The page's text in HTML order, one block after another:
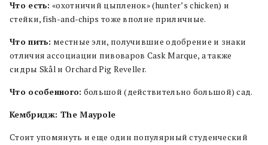
Что есть: «охотничий цыпленок» (hunter’s chicken) и
стейки, fish-and-chips тоже вполне приличные.
Что пить: местные эли, получившие одобрение и знаки
отличия ассоциации пивоваров Cask Marque, а также
сидры Skål и Orchard Pig Reveller.
Что особенного: большой (действительно большой) сад.
Кембридж: The Maypole
Стоит упомянуть и еще один популярный студенческий